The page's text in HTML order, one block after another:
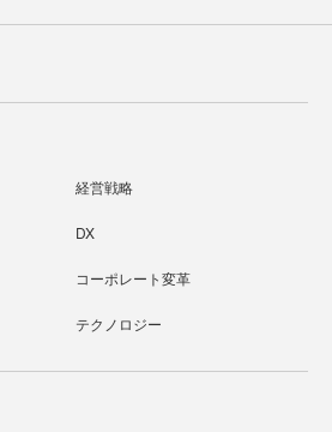
経営戦略
DX
コーポレート変革
テクノロジー